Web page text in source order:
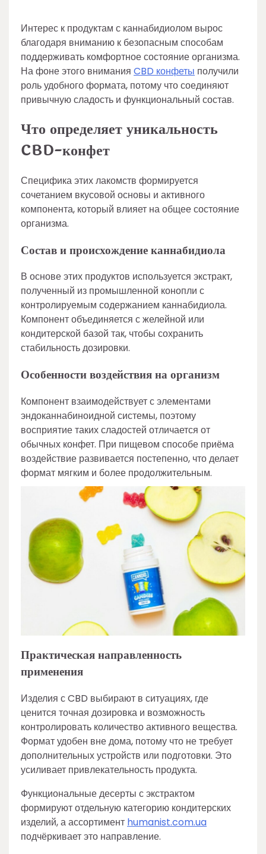
Интерес к продуктам с каннабидиолом вырос
благодаря вниманию к безопасным способам
поддерживать комфортное состояние организма.
На фоне этого внимания CBD конфеты получили
роль удобного формата, потому что соединяют
привычную сладость и функциональный состав.
Что определяет уникальность
CBD-конфет
Специфика этих лакомств формируется
сочетанием вкусовой основы и активного
компонента, который влияет на общее состояние
организма.
Состав и происхождение каннабидиола
В основе этих продуктов используется экстракт,
полученный из промышленной конопли с
контролируемым содержанием каннабидиола.
Компонент объединяется с желейной или
кондитерской базой так, чтобы сохранить
стабильность дозировки.
Особенности воздействия на организм
Компонент взаимодействует с элементами
эндоканнабиноидной системы, поэтому
восприятие таких сладостей отличается от
обычных конфет. При пищевом способе приёма
воздействие развивается постепенно, что делает
формат мягким и более продолжительным.
Практическая направленность
применения
Изделия с CBD выбирают в ситуациях, где
ценится точная дозировка и возможность
контролировать количество активного вещества.
Формат удобен вне дома, потому что не требует
дополнительных устройств или подготовки. Это
усиливает привлекательность продукта.
Функциональные десерты с экстрактом
формируют отдельную категорию кондитерских
изделий, а ассортимент humanist.com.ua
подчёркивает это направление.